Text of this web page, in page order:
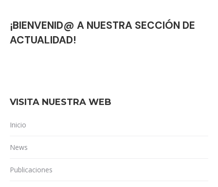
¡BIENVENID@ A NUESTRA SECCIÓN DE
ACTUALIDAD!
VISITA NUESTRA WEB
Inicio
News
Publicaciones